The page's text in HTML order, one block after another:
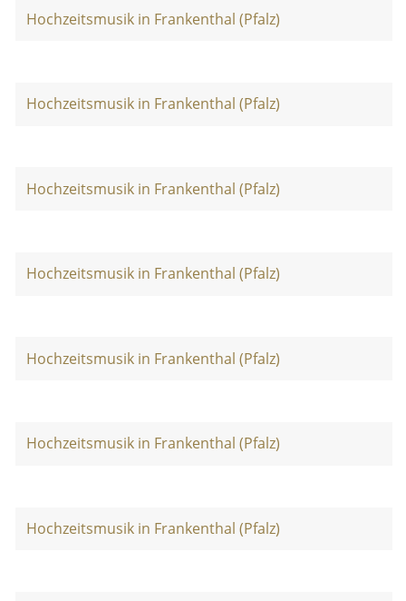
Hochzeitsmusik in Frankenthal (Pfalz)
Hochzeitsmusik in Frankenthal (Pfalz)
Hochzeitsmusik in Frankenthal (Pfalz)
Hochzeitsmusik in Frankenthal (Pfalz)
Hochzeitsmusik in Frankenthal (Pfalz)
Hochzeitsmusik in Frankenthal (Pfalz)
Hochzeitsmusik in Frankenthal (Pfalz)